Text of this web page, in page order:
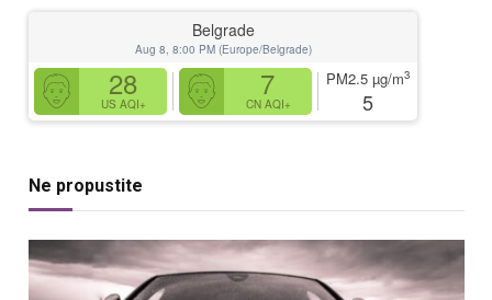
Belgrade
Aug 8, 8:00 PM (Europe/Belgrade)
28
US AQI+
7
CN AQI+
PM2.5 µg/m3
5
Ne propustite